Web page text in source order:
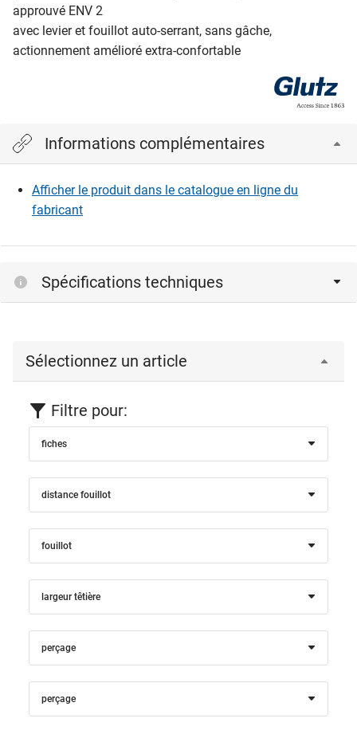
approuvé ENV 2
avec levier et fouillot auto-serrant, sans gâche,
actionnement amélioré extra-confortable
Informations complémentaires
Afficher le produit dans le catalogue en ligne du
fabricant
Spécifications techniques
Sélectionnez un article
Filtre pour:
fiches
distance fouillot
fouillot
largeur têtière
perçage
perçage